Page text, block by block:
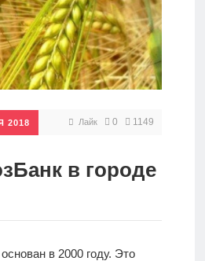
2018 Лайк 0 1149
в городе
в 2000 году. Это